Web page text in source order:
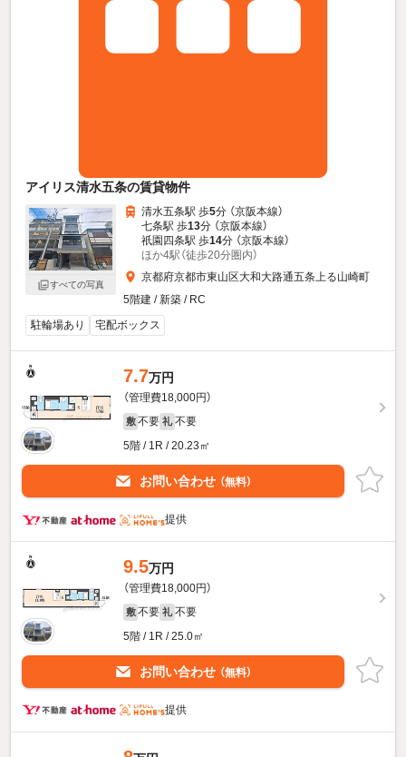
アイリス清水五条の賃貸物件
すべての写真
清水五条駅 歩5分 （京阪本線）
七条駅 歩13分 （京阪本線）
祇園四条駅 歩14分 （京阪本線）
ほか4駅（徒歩20分圏内）
京都府京都市東山区大和大路通五条上る山崎町
5階建 / 新築 / RC
駐輪場あり
宅配ボックス
7.7万円
（管理費18,000円）
敷 不要 礼 不要
5階 / 1R / 20.23㎡
お問い合わせ （無料）
提供
9.5万円
（管理費18,000円）
敷 不要 礼 不要
5階 / 1R / 25.0㎡
お問い合わせ （無料）
提供